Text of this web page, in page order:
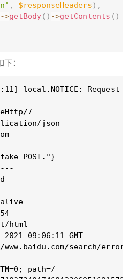
, $responseHeaders ) ,
->getBody( ) ->getContents ( )
：
local.NOTICE: Request
7
json
POST."}
alive
html
09:06:11 GMT
search/
path=/